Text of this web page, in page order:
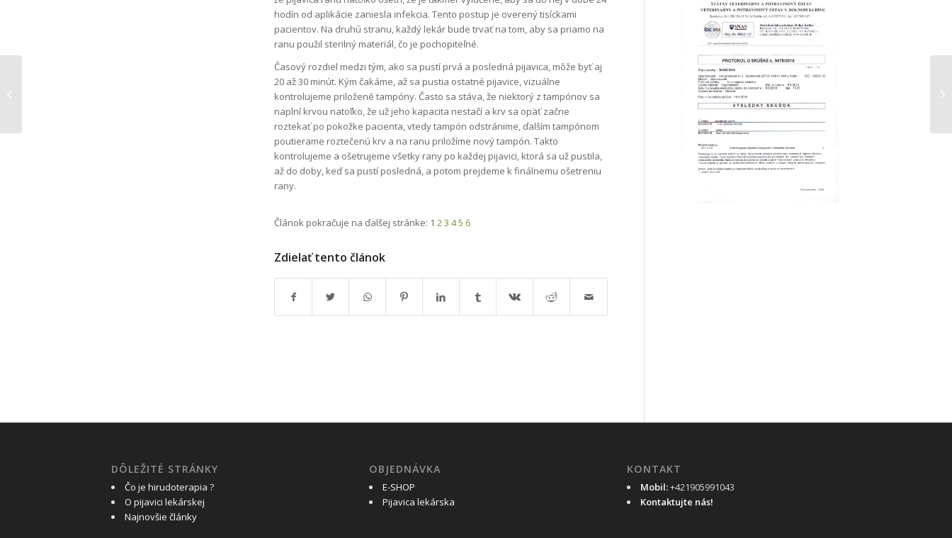
hodín od aplikácie zaniesla infekcia. Tento postup je overený tisíckami
pacientov. Na druhú stranu, každý lekár bude trvať na tom, aby sa priamo na
ranu použil sterilný materiál, čo je pochopiteľné.
Časový rozdiel medzi tým, ako sa pustí prvá a posledná pijavica, môže byť aj
20 až 30 minút. Kým čakáme, až sa pustia ostatné pijavice, vizuálne
kontrolujeme priložené tampóny. Často sa stáva, že niektorý z tampónov sa
naplní krvou natoľko, že už jeho kapacita nestačí a krv sa opäť začne
roztekať po pokožke pacienta, vtedy tampón odstránime, ďalším tampónom
poutierame roztečenú krv a na ranu priložíme nový tampón. Takto
kontrolujeme a ošetrujeme všetky rany po každej pijavici, ktorá sa už pustila,
až do doby, keď sa pustí posledná, a potom prejdeme k finálnemu ošetreniu
rany.
Článok pokračuje na ďalšej stránke: 1 23 45 6
Zdielať tento článok
DÔLEŽITÉ STRÁNKY
Čo je hirudoterapia ?
O pijavici lekárskej
Najnovšie články
OBJEDNÁVKA
E-SHOP
Pijavica lekárska
KONTAKT
Mobil:+421905991043
Kontaktujte nás!